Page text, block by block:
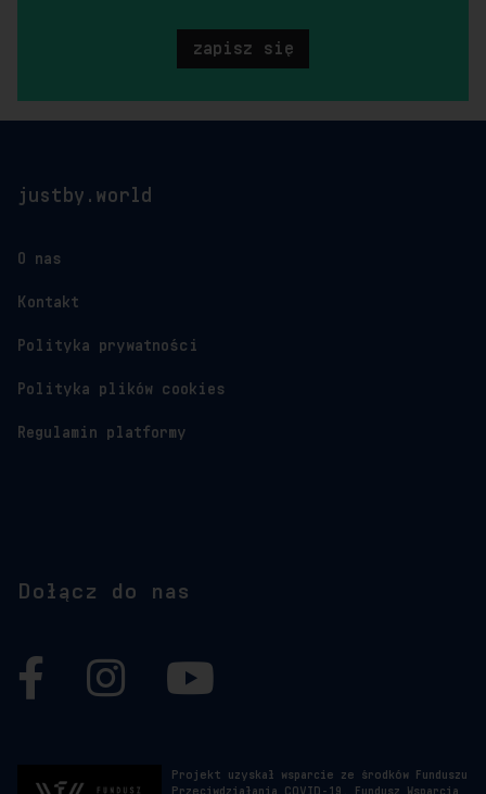
zapisz się
justby.world
O nas
Kontakt
Polityka prywatności
Polityka plików cookies
Regulamin platformy
Dołącz do nas
Facebook
Instagram
Projekt uzyskał wsparcie ze środków Funduszu
Przeciwdziałania COVID-19. Fundusz Wsparcia